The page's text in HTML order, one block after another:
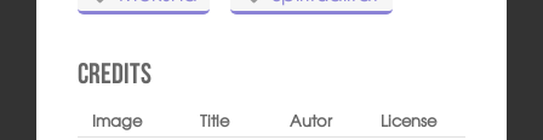
Credits
Image Title Autor
License